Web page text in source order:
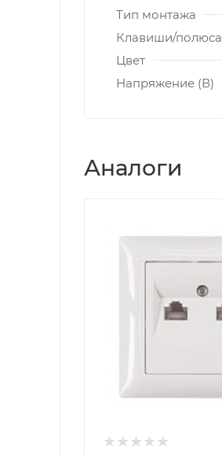
Тип монтажа
Клавиши/полюса
Цвет
Напряжение (В)
Аналоги